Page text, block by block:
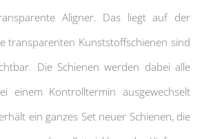
Aligner. Das liegt auf der
transparenten Kunststoffschienen sind
Die Schienen werden dabei alle
einem Kontrolltermin ausgewechselt
ein ganzes Set neuer Schienen, die